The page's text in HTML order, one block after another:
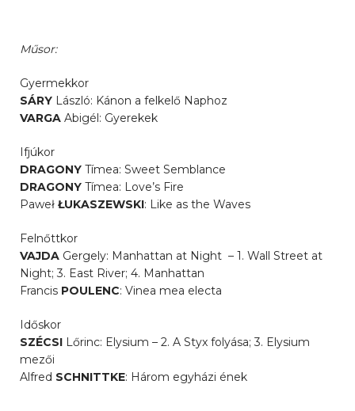
Műsor:
Gyermekkor
SÁRY László: Kánon a felkelő Naphoz
VARGA Abigél: Gyerekek
Ifjúkor
DRAGONY Tímea: Sweet Semblance
DRAGONY Tímea: Love’s Fire
Paweł ŁUKASZEWSKI: Like as the Waves
Felnőttkor
VAJDA Gergely: Manhattan at Night – 1. Wall Street at
Night; 3. East River; 4. Manhattan
Francis POULENC: Vinea mea electa
Időskor
SZÉCSI Lőrinc: Elysium – 2. A Styx folyása; 3. Elysium
mezői
Alfred SCHNITTKE: Három egyházi ének